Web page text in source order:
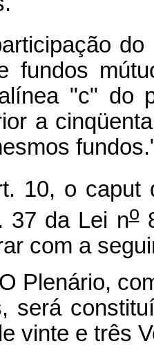
do
fundos
"c" do
a
10, o caput
37 da Lei no
com a
O Plenário,
será
vinte e três